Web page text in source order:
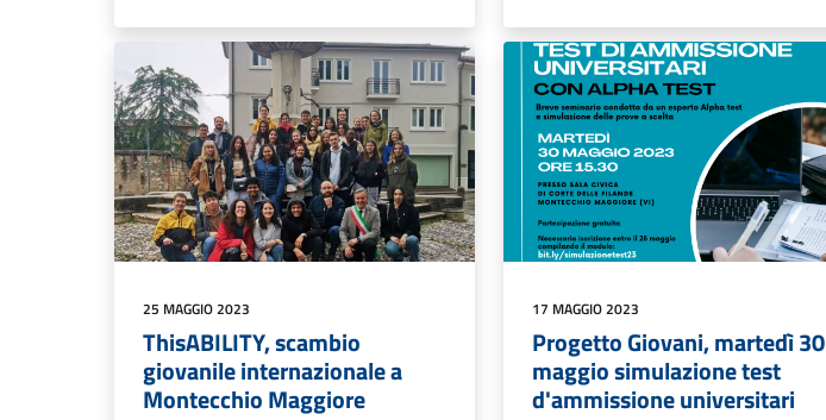
25 MAGGIO 2023
ThisABILITY, scambio
giovanile internazionale a
Montecchio Maggiore
17 MAGGIO 2023
Progetto Giovani, martedì 30
maggio simulazione test
d'ammissione universitari